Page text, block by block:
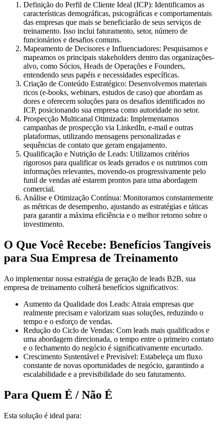
Definição do Perfil de Cliente Ideal (ICP): Identificamos as
características demográficas, psicográficas e comportamentais
das empresas que mais se beneficiarão de seus serviços de
treinamento. Isso inclui faturamento, setor, número de
funcionários e desafios comuns.
Mapeamento de Decisores e Influenciadores: Pesquisamos e
mapeamos os principais stakeholders dentro das organizações-
alvo, como Sócios, Heads de Operações e Founders,
entendendo seus papéis e necessidades específicas.
Criação de Conteúdo Estratégico: Desenvolvemos materiais
ricos (e-books, webinars, estudos de caso) que abordam as
dores e oferecem soluções para os desafios identificados no
ICP, posicionando sua empresa como autoridade no setor.
Prospecção Multicanal Otimizada: Implementamos
campanhas de prospecção via LinkedIn, e-mail e outras
plataformas, utilizando mensagens personalizadas e
sequências de contato que geram engajamento.
Qualificação e Nutrição de Leads: Utilizamos critérios
rigorosos para qualificar os leads gerados e os nutrimos com
informações relevantes, movendo-os progressivamente pelo
funil de vendas até estarem prontos para uma abordagem
comercial.
Análise e Otimização Contínua: Monitoramos constantemente
as métricas de desempenho, ajustando as estratégias e táticas
para garantir a máxima eficiência e o melhor retorno sobre o
investimento.
O Que Você Recebe: Benefícios Tangíveis
para Sua Empresa de Treinamento
Ao implementar nossa estratégia de geração de leads B2B, sua
empresa de treinamento colherá benefícios significativos:
Aumento da Qualidade dos Leads: Atraia empresas que
realmente precisam e valorizam suas soluções, reduzindo o
tempo e o esforço de vendas.
Redução do Ciclo de Vendas: Com leads mais qualificados e
uma abordagem direcionada, o tempo entre o primeiro contato
e o fechamento do negócio é significativamente encurtado.
Crescimento Sustentável e Previsível: Estabeleça um fluxo
constante de novas oportunidades de negócio, garantindo a
escalabilidade e a previsibilidade do seu faturamento.
Para Quem É / Não É
Esta solução é ideal para: